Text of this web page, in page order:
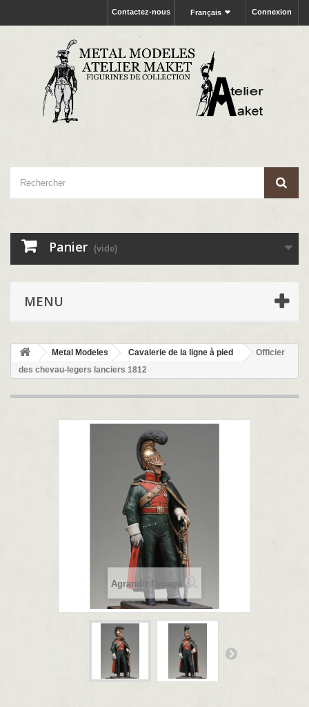
Connexion
Français
Contactez-nous
Panier (vide)
MENU
Metal Modeles Cavalerie de la ligne à pied
Officier
des chevau-legers lanciers 1812
Agrandir l'image